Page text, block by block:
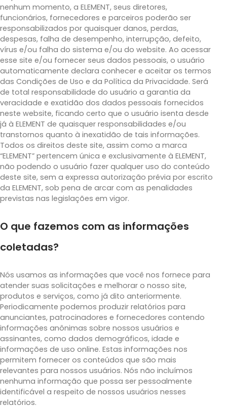
nenhum momento, a ELEMENT, seus diretores,
funcionários, fornecedores e parceiros poderão ser
responsabilizados por quaisquer danos, perdas,
despesas, falha de desempenho, interrupção, defeito,
vírus e/ou falha do sistema e/ou do website. Ao acessar
esse site e/ou fornecer seus dados pessoais, o usuário
automaticamente declara conhecer e aceitar os termos
das Condições de Uso e da Política da Privacidade. Será
de total responsabilidade do usuário a garantia da
veracidade e exatidão dos dados pessoais fornecidos
neste website, ficando certo que o usuário isenta desde
já à ELEMENT de quaisquer responsabilidades e/ou
transtornos quanto à inexatidão de tais informações.
Todos os direitos deste site, assim como a marca
“ELEMENT” pertencem única e exclusivamente à ELEMENT,
não podendo o usuário fazer qualquer uso do conteúdo
deste site, sem a expressa autorização prévia por escrito
da ELEMENT, sob pena de arcar com as penalidades
previstas nas legislações em vigor.
O que fazemos com as informações
coletadas?
Nós usamos as informações que você nos fornece para
atender suas solicitações e melhorar o nosso site,
produtos e serviços, como já dito anteriormente.
Periodicamente podemos produzir relatórios para
anunciantes, patrocinadores e fornecedores contendo
informações anônimas sobre nossos usuários e
assinantes, como dados demográficos, idade e
informações de uso online. Estas informações nos
permitem fornecer os conteúdos que são mais
relevantes para nossos usuários. Nós não incluímos
nenhuma informação que possa ser pessoalmente
identificável a respeito de nossos usuários nesses
relatórios.